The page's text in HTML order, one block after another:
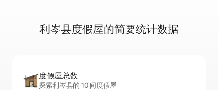
利岑县度假屋的简要统计数据
度假屋总数
探索利岑县的 10 间度假屋